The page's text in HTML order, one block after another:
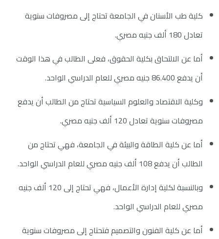
كلية طب الأسنان في الجامعة تحتاج إلى مصروفات سنوية
تعادل 180 ألف جنيه مصري.
أما عن الالتحاق بكلية الحقوق، فعلى الطالب في هذا الوقت
أن يدفع 86.400 جنيه مصري للعام الدراسي الواحد.
وكلية الاقتصاد والعلوم السياسية تحتاج من الطالب أن يدفع
مصروفات سنوية تعادل 120 ألف جنيه مصري.
أما عن كلية الطاقة والبيئة في الجامعة، فهي تحتاج من
الطالب أن يدفع 108 ألف جنيه مصري للعام الدراسي الواحد.
وبالنسبة لكلية إدارة الأعمال، فهي تحتاج إلى 120 ألف جنيه
مصري للعام الدراسي الواحد.
أما عن كلية الفنون والتصميم فتحتاج إلى مصروفات سنوية